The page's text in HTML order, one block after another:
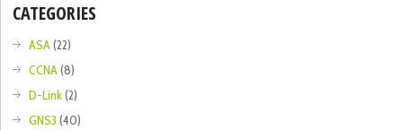
CATEGORIES
ASA(22)
CCNA(8)
D-Link(2)
GNS3 (40)